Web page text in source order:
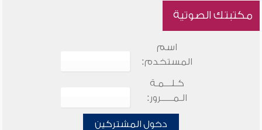
مكتبتك الصوتية
اسم
المستخدم:
كـلـــمـة
الـمـــــرور:
دخول المشتركين